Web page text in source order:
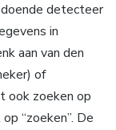
detecteer
in
aan van den
of
ook zoeken op
“zoeken”. De